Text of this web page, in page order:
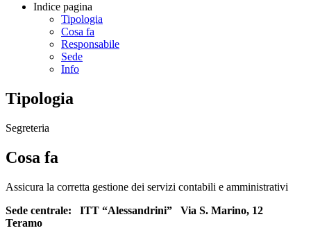
Indice pagina
Tipologia
Cosa fa
Responsabile
Sede
Info
Tipologia
Segreteria
Cosa fa
Assicura la corretta gestione dei servizi contabili e amministrativi
Sede centrale: ITT “Alessandrini” Via S. Marino, 12
Teramo